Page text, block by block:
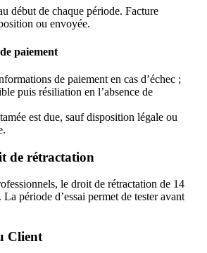
début de chaque période. Facture
ou envoyée.
paiement
de paiement en cas d’échec ;
puis résiliation en l’absence de
est due, sauf disposition légale ou
de rétractation
le droit de rétractation de 14
période d’essai permet de tester avant
Client